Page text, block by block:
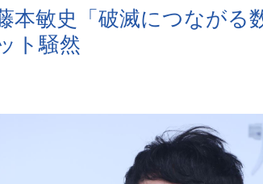
本敏史「破滅につながる
ト騒然